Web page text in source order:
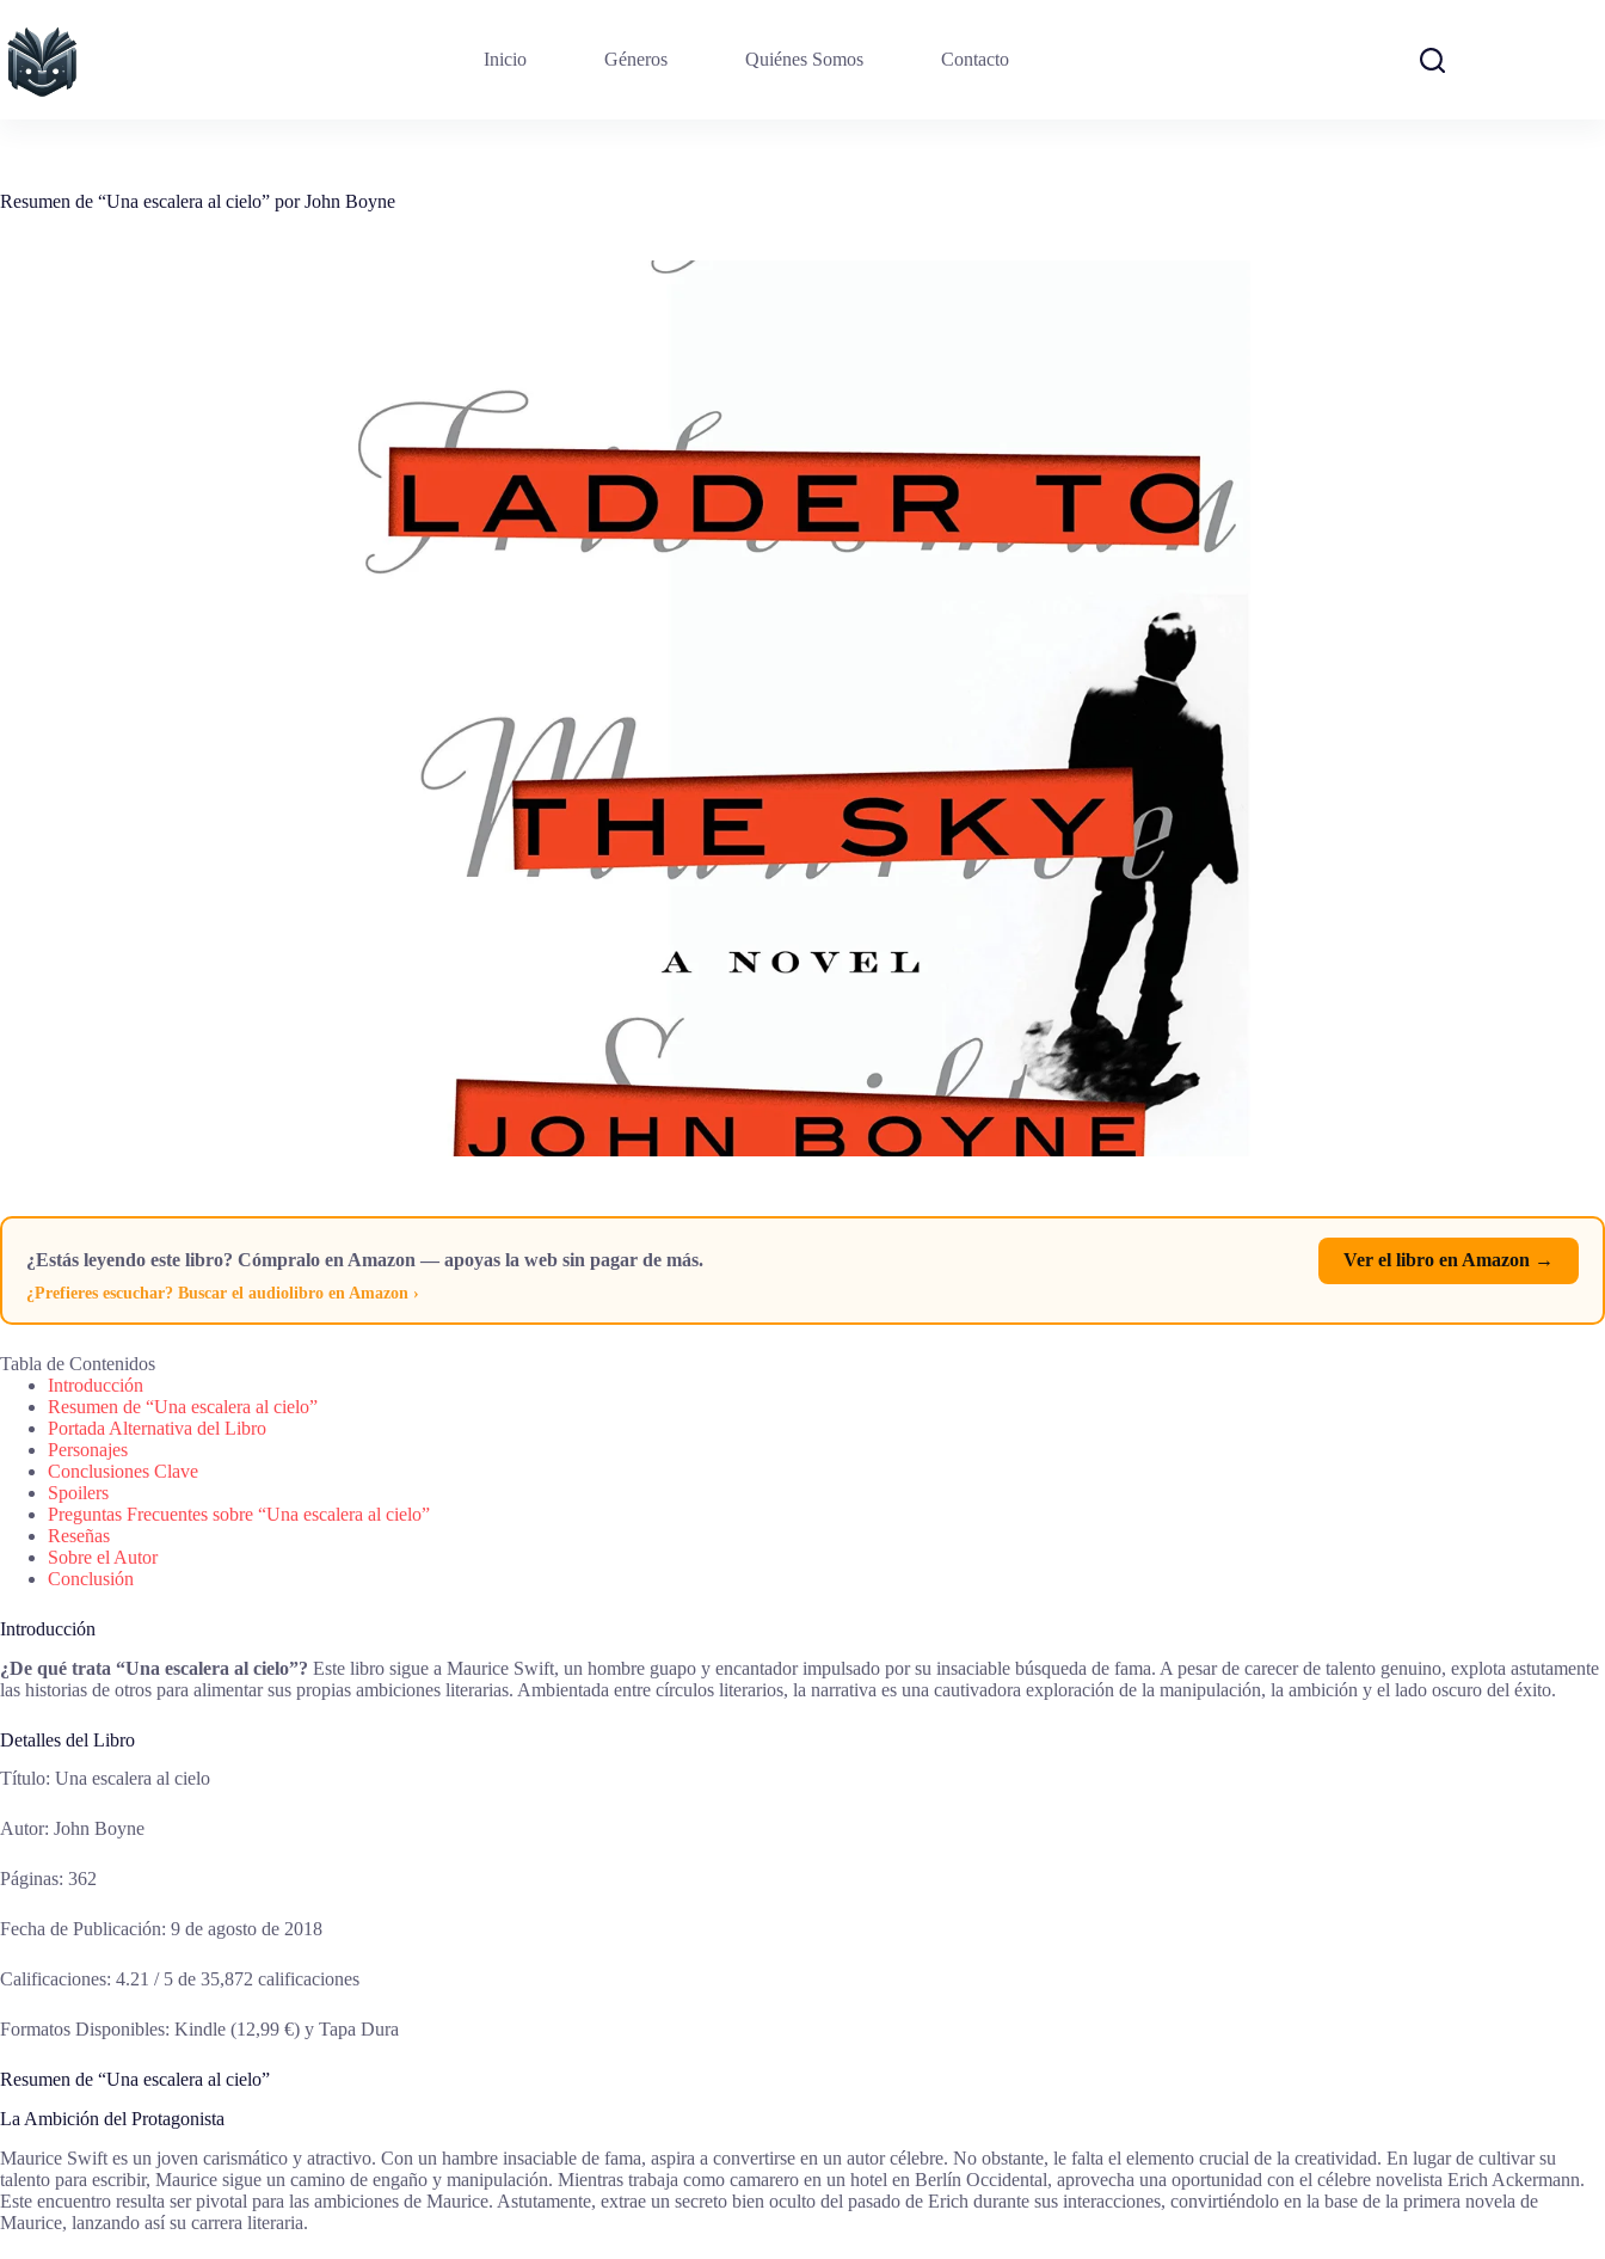
contenido
Inicio Géneros Quiénes Somos Contacto
Resumen de “Una escalera al cielo” por John Boyne
¿Estás leyendo este libro? Cómpralo en Amazon — apoyas la web sin pagar de más. Ver el libro en Amazon →
¿Prefieres escuchar? Buscar el audiolibro en Amazon ›
Tabla de Contenidos
Introducción
Resumen de “Una escalera al cielo”
Portada Alternativa del Libro
Personajes
Conclusiones Clave
Spoilers
Preguntas Frecuentes sobre “Una escalera al cielo”
Reseñas
Sobre el Autor
Conclusión
Introducción
¿De qué trata “Una escalera al cielo”? Este libro sigue a Maurice Swift, un hombre guapo y encantador impulsado por su insaciable búsqueda de fama. A pesar de carecer de talento genuino, explota astutamente
las historias de otros para alimentar sus propias ambiciones literarias. Ambientada entre círculos literarios, la narrativa es una cautivadora exploración de la manipulación, la ambición y el lado oscuro del éxito.
Detalles del Libro
Título: Una escalera al cielo
Autor: John Boyne
Páginas: 362
Fecha de Publicación: 9 de agosto de 2018
Calificaciones: 4.21 / 5 de 35,872 calificaciones
Formatos Disponibles: Kindle (12,99 €) y Tapa Dura
Resumen de “Una escalera al cielo”
La Ambición del Protagonista
Maurice Swift es un joven carismático y atractivo. Con un hambre insaciable de fama, aspira a convertirse en un autor célebre. No obstante, le falta el elemento crucial de la creatividad. En lugar de cultivar su
talento para escribir, Maurice sigue un camino de engaño y manipulación. Mientras trabaja como camarero en un hotel en Berlín Occidental, aprovecha una oportunidad con el célebre novelista Erich Ackermann.
Este encuentro resulta ser pivotal para las ambiciones de Maurice. Astutamente, extrae un secreto bien oculto del pasado de Erich durante sus interacciones, convirtiéndolo en la base de la primera novela de
Maurice, lanzando así su carrera literaria.